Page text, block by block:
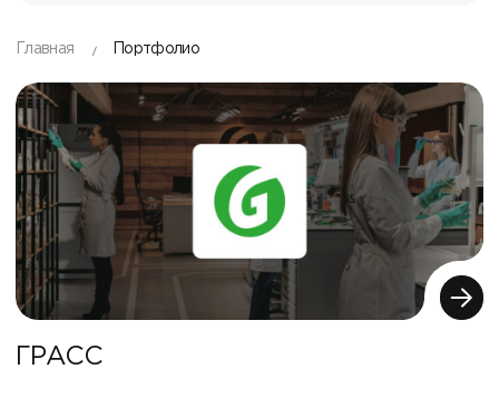
Главная Портфолио
ГРАСС